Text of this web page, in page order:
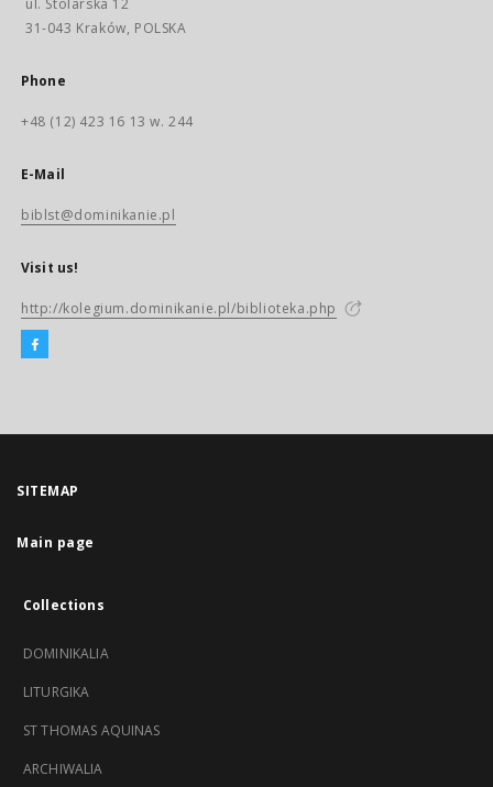
ul. Stolarska 12
31-043 Kraków, POLSKA
Phone
+48 (12) 423 16 13 w. 244
E-Mail
biblst@dominikanie.pl
Visit us!
http://kolegium.dominikanie.pl/biblioteka.php
SITEMAP
Main page
Collections
DOMINIKALIA
LITURGIKA
ST THOMAS AQUINAS
ARCHIWALIA